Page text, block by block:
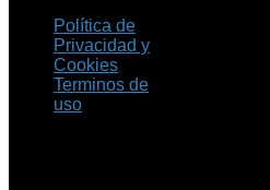
Política de
Privacidad y
Cookies
Terminos de
uso